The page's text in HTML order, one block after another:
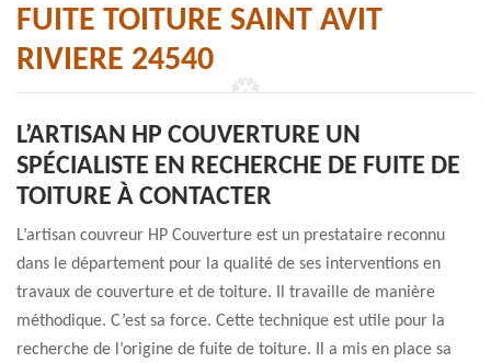
FUITE TOITURE SAINT AVIT
RIVIERE 24540
L’ARTISAN HP COUVERTURE UN
SPÉCIALISTE EN RECHERCHE DE FUITE DE
TOITURE À CONTACTER
L’artisan couvreur HP Couverture est un prestataire reconnu
dans le département pour la qualité de ses interventions en
travaux de couverture et de toiture. Il travaille de manière
méthodique. C’est sa force. Cette technique est utile pour la
recherche de l’origine de fuite de toiture. Il a mis en place sa